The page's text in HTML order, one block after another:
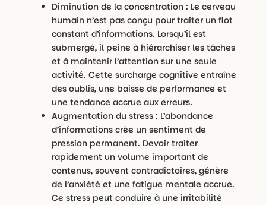
Diminution de la concentration : Le cerveau
humain n’est pas conçu pour traiter un flot
constant d’informations. Lorsqu’il est
submergé, il peine à hiérarchiser les tâches
et à maintenir l’attention sur une seule
activité. Cette surcharge cognitive entraîne
des oublis, une baisse de performance et
une tendance accrue aux erreurs.
Augmentation du stress : L’abondance
d’informations crée un sentiment de
pression permanent. Devoir traiter
rapidement un volume important de
contenus, souvent contradictoires, génère
de l’anxiété et une fatigue mentale accrue.
Ce stress peut conduire à une irritabilité